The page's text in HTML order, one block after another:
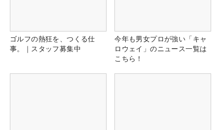
ゴルフの熱狂を、つくる仕
事。｜スタッフ募集中
今年も男女プロが強い「キャ
ロウェイ」のニュース一覧は
こちら！